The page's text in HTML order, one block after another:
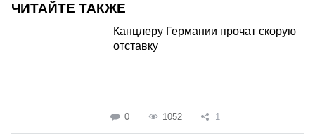
ЧИТАЙТЕ ТАКЖЕ
Канцлеру Германии прочат скорую
отставку
0 1052 1